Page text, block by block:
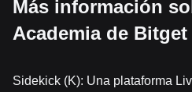
Más información
Academia de Bitget
Sidekick (K): Una plataforma